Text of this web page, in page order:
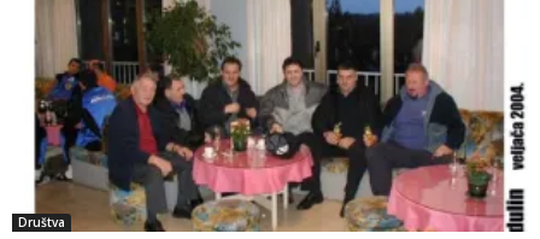
Društva